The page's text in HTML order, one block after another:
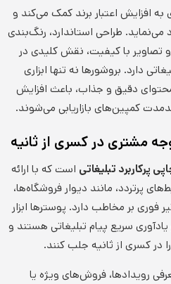
به افزایش اعتبار برند کمک می‌کند و
طراحی استاندارد، رنگ‌بندی
تصاویر با کیفیت، نقش کلیدی در
دارد. بروشورها نه تنها ابزاری
محتوای دقیق و جذاب، باعث افزایش
کمپین‌های بازاریابی می‌شوند.
پرکاربرد تبلیغاتی است که با ارائه
پرتردد، مانند دیوار فروشگاه‌ها،
فوری بر مخاطب دارد. پوسترها ابزار
سریع پیام تبلیغاتی هستند و
در کسری از ثانیه جلب کنند.
رویدادها، فروش‌های ویژه یا